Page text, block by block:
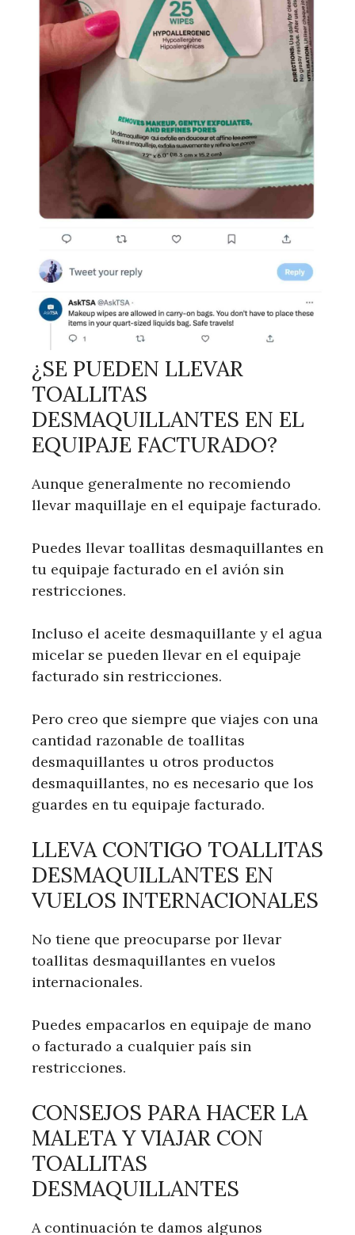
¿SE PUEDEN LLEVAR
TOALLITAS
DESMAQUILLANTES EN EL
EQUIPAJE FACTURADO?
Aunque generalmente no recomiendo
llevar maquillaje en el equipaje facturado.
Puedes llevar toallitas desmaquillantes en
tu equipaje facturado en el avión sin
restricciones.
Incluso el aceite desmaquillante y el agua
micelar se pueden llevar en el equipaje
facturado sin restricciones.
Pero creo que siempre que viajes con una
cantidad razonable de toallitas
desmaquillantes u otros productos
desmaquillantes, no es necesario que los
guardes en tu equipaje facturado.
LLEVA CONTIGO TOALLITAS
DESMAQUILLANTES EN
VUELOS INTERNACIONALES
No tiene que preocuparse por llevar
toallitas desmaquillantes en vuelos
internacionales.
Puedes empacarlos en equipaje de mano
o facturado a cualquier país sin
restricciones.
CONSEJOS PARA HACER LA
MALETA Y VIAJAR CON
TOALLITAS
DESMAQUILLANTES
A continuación te damos algunos